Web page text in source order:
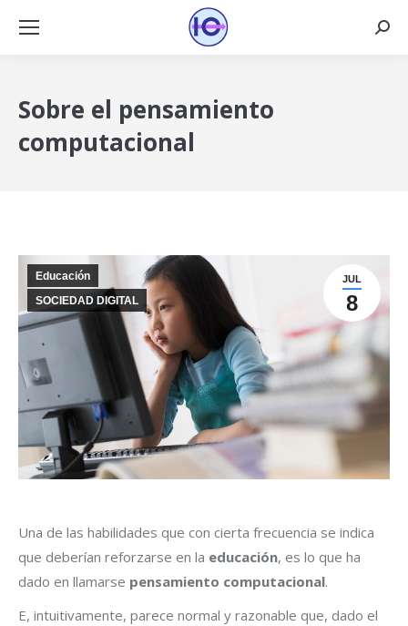
Sobre el pensamiento
computacional
JUL
8
Educación
SOCIEDAD DIGITAL
Una de las habilidades que con cierta frecuencia se indica
que deberían reforzarse en la educación, es lo que ha
dado en llamarse pensamiento computacional.
E, intuitivamente, parece normal y razonable que, dado el